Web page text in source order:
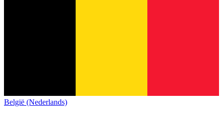
België (Nederlands)